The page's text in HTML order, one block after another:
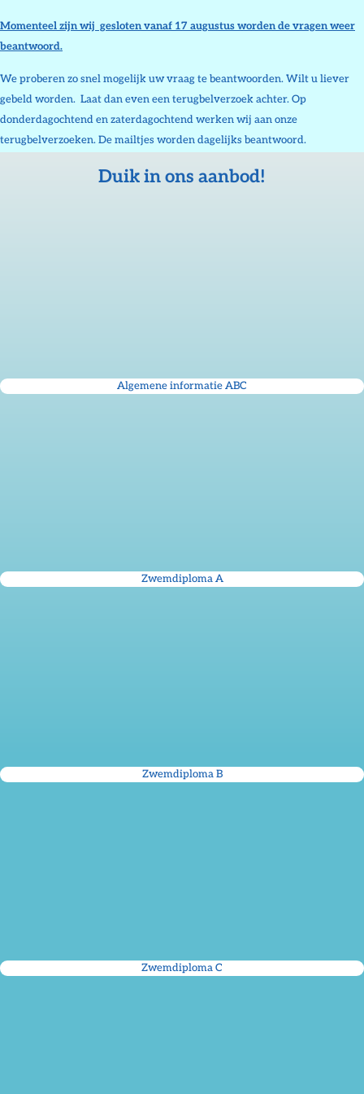
Momenteel zijn wij gesloten vanaf 17 augustus worden de vragen weer
beantwoord.
We proberen zo snel mogelijk uw vraag te beantwoorden. Wilt u liever
gebeld worden. Laat dan even een terugbelverzoek achter. Op
donderdagochtend en zaterdagochtend werken wij aan onze
terugbelverzoeken. De mailtjes worden dagelijks beantwoord.
Duik in ons aanbod!
Algemene informatie ABC
Zwemdiploma A
Zwemdiploma B
Zwemdiploma C